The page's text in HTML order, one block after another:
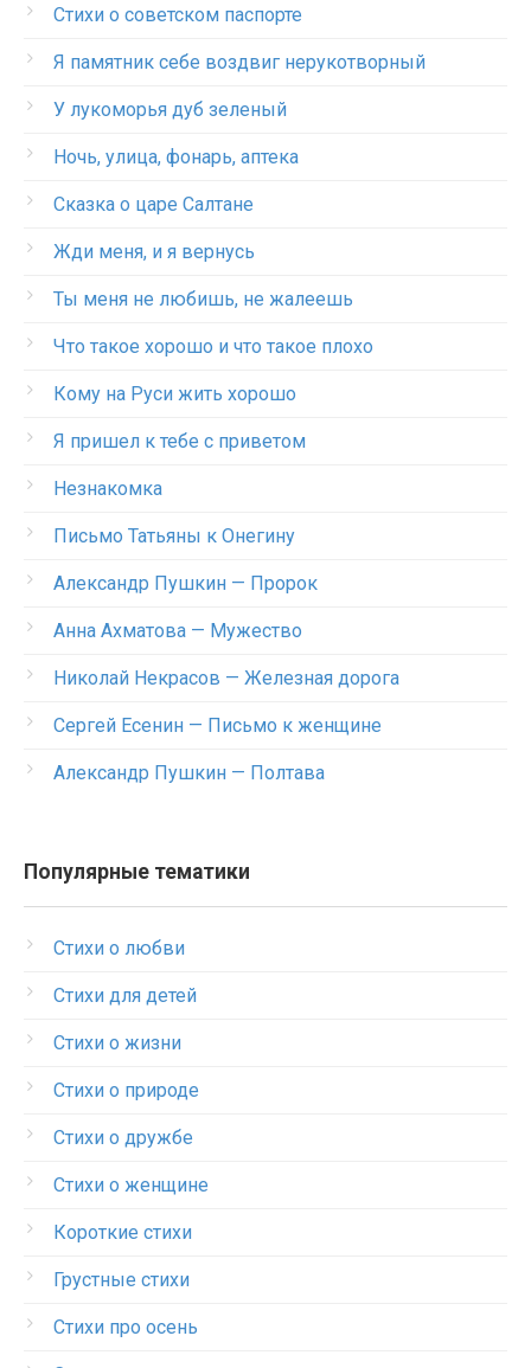
Стихи о советском паспорте
Я памятник себе воздвиг нерукотворный
У лукоморья дуб зеленый
Ночь, улица, фонарь, аптека
Сказка о царе Салтане
Жди меня, и я вернусь
Ты меня не любишь, не жалеешь
Что такое хорошо и что такое плохо
Кому на Руси жить хорошо
Я пришел к тебе с приветом
Незнакомка
Письмо Татьяны к Онегину
Александр Пушкин — Пророк
Анна Ахматова — Мужество
Николай Некрасов — Железная дорога
Сергей Есенин — Письмо к женщине
Александр Пушкин — Полтава
Популярные тематики
Стихи о любви
Стихи для детей
Стихи о жизни
Стихи о природе
Стихи о дружбе
Стихи о женщине
Короткие стихи
Грустные стихи
Стихи про осень